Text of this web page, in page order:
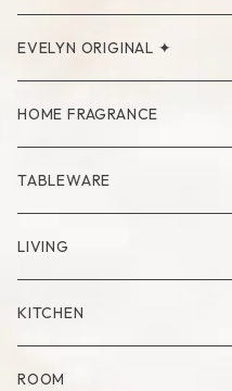
PIERCE
NECKLACE
RING
EVELYN ORIGINAL ✦
HOME FRAGRANCE
Palo Santo
TABLEWARE
Cup
Mug
Glass
Plate
Set
LIVING
Vase
Dry Flower Vase
Tray
KITCHEN
Kitchen Tool
ROOM